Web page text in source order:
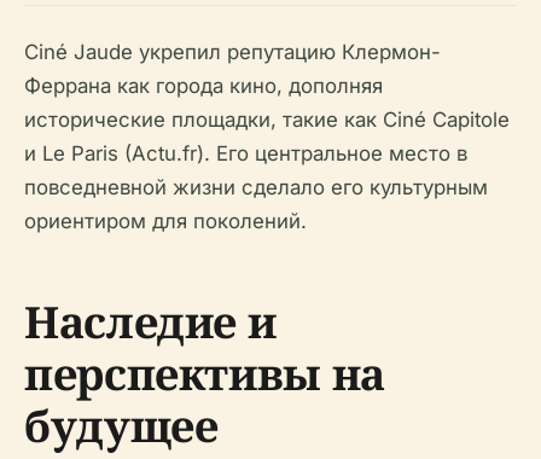
Ciné Jaude укрепил репутацию Клермон-
Феррана как города кино, дополняя
исторические площадки, такие как Ciné Capitole
и Le Paris (Actu.fr). Его центральное место в
повседневной жизни сделало его культурным
ориентиром для поколений.
Наследие и
перспективы на
будущее